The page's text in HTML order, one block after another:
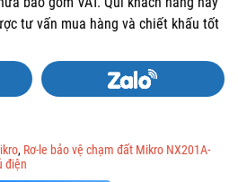
tư vấn mua hàng và chiết khấu tốt
, Rơ-le bảo vệ chạm đất Mikro NX201A-
điện